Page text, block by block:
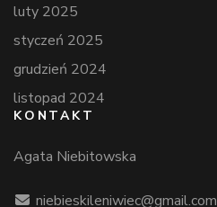
luty 2025
styczeń 2025
grudzień 2024
listopad 2024
KONTAKT
Agata Niebitowska
niebieskileniwiec@gmail.com